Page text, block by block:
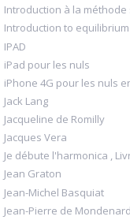
Introduction à la
Introduction to
IPAD
iPad pour les nuls
iPhone 4G pour les nuls
Jack Lang
Jacqueline de Romilly
Jacques Vera
Je débute l'harmonica ,
Jean Graton
Jean-Michel Basquiat
Jean-Pierre de Mondenard